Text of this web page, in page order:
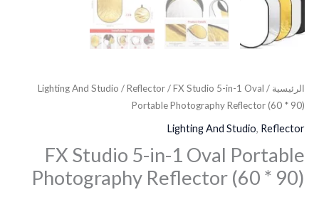
الرئيسية /
Lighting And Studio /Reflector/ FX Studio 5-in-1 Oval
Portable Photography Reflector (60 * 90)
Lighting And Studio, Reflector
FX Studio 5-in-1 Oval Portable
Photography Reflector (60 * 90)